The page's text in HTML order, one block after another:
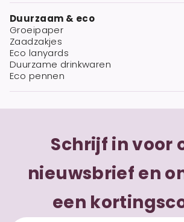
Duurzaam & eco
Groeipaper
Zaadzakjes
Eco lanyards
Duurzame drinkwaren
Eco pennen
Schrijf in voor
nieuwsbrief en
een